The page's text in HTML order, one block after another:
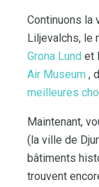
Continuons la
Liljevalchs, le
Grona Lund et
Air Museum ,
meilleures
Maintenant,
(la ville de
bâtiments
trouvent